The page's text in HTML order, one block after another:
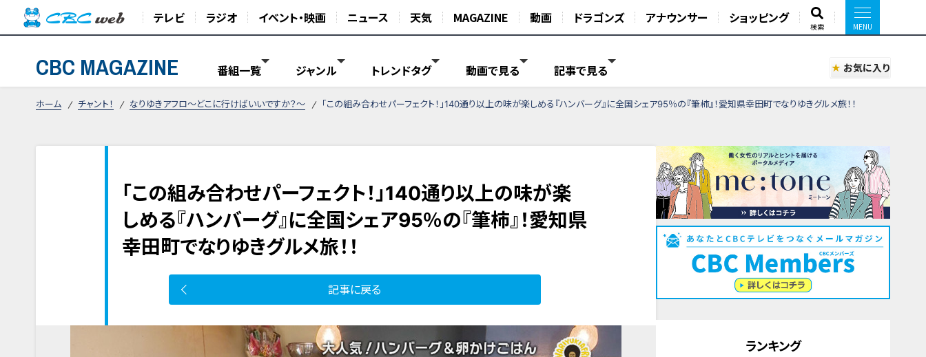
テレビ ラジオ イベント・映画 ニュース 天気 MAGAZINE 動画 ドラゴンズ アナウンサー ショッピング
検索
CBC MAGAZINE 番組一覧 ジャンル トレンドタグ 動画で見る 記事で見る お気に入り
ホーム チャント！ なりゆきアフロ～どこに行けばいいですか？～ 「この組み合わせパーフェクト！」140通り以上の味が楽しめる『ハンバーグ』に全国シェア95％の『筆柿』！愛知県幸田町でなりゆきグルメ旅！！
「この組み合わせパーフェクト！」140通り以上の味が楽
しめる『ハンバーグ』に全国シェア95％の『筆柿』！愛知県
幸田町でなりゆきグルメ旅！！
記事に戻る
ランキング